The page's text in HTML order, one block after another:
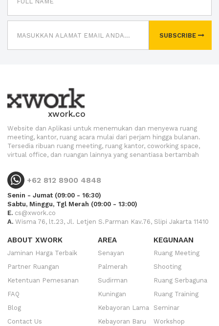
SUBSCRIBE
xwork.co
Website dan Aplikasi untuk menemukan dan menyewa ruang
meeting, kantor, ruang acara mulai dari perjam hingga bulanan.
Tersedia ribuan ruang meeting, ruang kantor, coworking space,
virtual office, dan ruangan lainnya yang senantiasa bertambah
+62 812 8900 4848
Senin - Jumat (09:00 - 16:30)
Sabtu, Minggu, Tgl Merah (09:00 - 13:00)
E. cs@xwork.co
A. Wisma 76, lt.23, Jl. Letjen S.Parman Kav.76, Slipi Jakarta 11410
ABOUT XWORK
Jaminan Harga Terbaik
Partner Ruangan
Ketentuan Pemesanan
FAQ
Blog
Contact Us
AREA
Senayan
Palmerah
Sudirman
Kuningan
Kebayoran Lama
Kebayoran Baru
KEGUNAAN
Ruang Meeting
Shooting
Ruang Serbaguna
Ruang Training
Seminar
Workshop